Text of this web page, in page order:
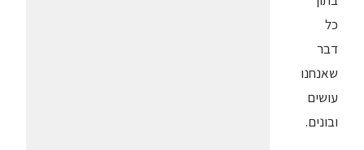
כל
דבר
שאנחנו
עושים
ובונים.